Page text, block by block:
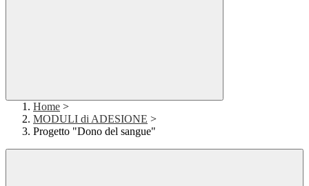
Home >
MODULI di ADESIONE >
Progetto "Dono del sangue"